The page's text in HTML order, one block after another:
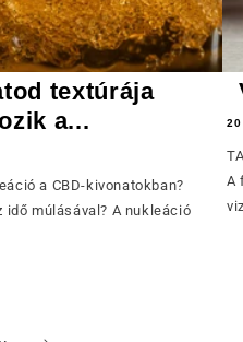
textúrája
a...
a CBD-kivonatokban?
idő múlásával? A nukleáció
A